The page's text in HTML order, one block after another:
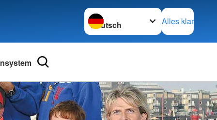
Sprache wechseln zu
Alles klar